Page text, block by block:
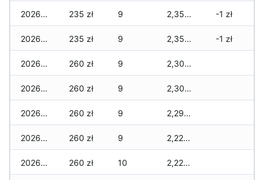
2026-03-17 235 zł 9 2,355 zł -1 zł
2026-03-16 235 zł 9 2,355 zł -1 zł
2026-03-15 260 zł 9 2,305 zł
2026-03-14 260 zł 9 2,305 zł
2026-03-13 260 zł 9 2,290 zł
2026-03-12 260 zł 9 2,225 zł
2026-03-11 260 zł 10 2,225 zł